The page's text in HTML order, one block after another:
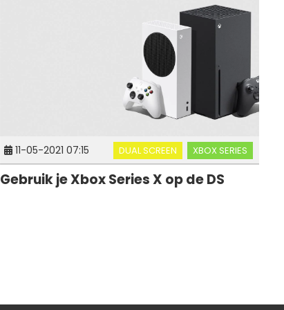
11-05-2021 07:15 DUAL SCREEN XBOX SERIES
Gebruik je Xbox Series X op de DS